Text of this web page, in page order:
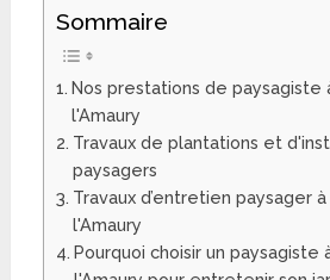
Sommaire
Nos prestations de paysagiste
l'Amaury
Travaux de plantations et
paysagers
Travaux d’entretien paysager
l'Amaury
Pourquoi choisir un paysagiste